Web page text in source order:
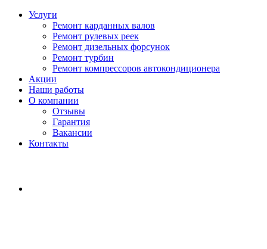
Услуги
Ремонт карданных валов
Ремонт рулевых реек
Ремонт дизельных форсунок
Ремонт турбин
Ремонт компрессоров автокондиционера
Акции
Наши работы
О компании
Отзывы
Гарантия
Вакансии
Контакты